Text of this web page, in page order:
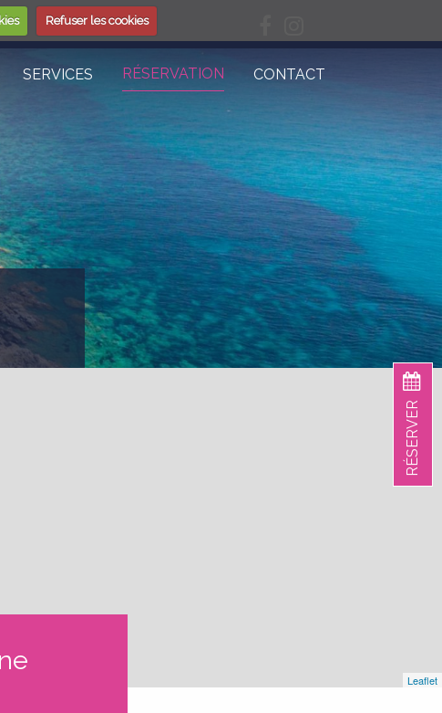
Refuser les cookies
SERVICES RÉSERVATION CONTACT
RÉSERVER
Leaflet